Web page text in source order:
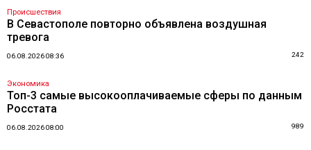
Происшествия
В Севастополе повторно объявлена воздушная
тревога
06.08.2026 08:36 242
Экономика
Топ-3 самые высокооплачиваемые сферы по данным
Росстата
06.08.2026 08:00 989